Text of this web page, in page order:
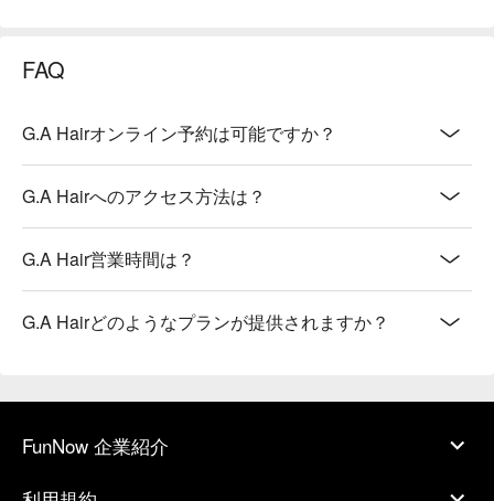
FAQ
G.A Hairオンライン予約は可能ですか？
G.A Hairへのアクセス方法は？
G.A Hair営業時間は？
G.A Hairどのようなプランが提供されますか？
FunNow 企業紹介